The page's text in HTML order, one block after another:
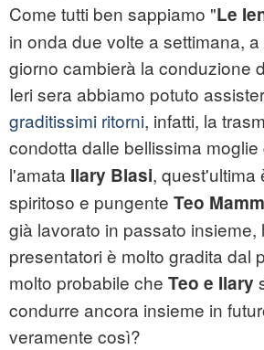
Come tutti ben sappiamo "Le
in onda due volte a settimana,
giorno cambierà la conduzione
Ieri sera abbiamo potuto
graditissimi ritorni, infatti, la
condotta dalle bellissima moglie
l'amata Ilary Blasi, quest'ultima
spiritoso e pungente Teo
già lavorato in passato insieme,
presentatori è molto gradita dal
molto probabile che Teo e Ilary
condurre ancora insieme in
veramente così?